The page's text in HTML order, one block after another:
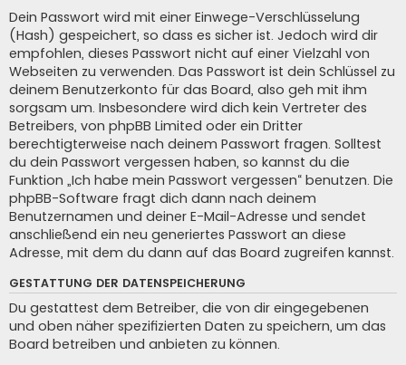
Dein Passwort wird mit einer Einwege-Verschlüsselung
(Hash) gespeichert, so dass es sicher ist. Jedoch wird dir
empfohlen, dieses Passwort nicht auf einer Vielzahl von
Webseiten zu verwenden. Das Passwort ist dein Schlüssel zu
deinem Benutzerkonto für das Board, also geh mit ihm
sorgsam um. Insbesondere wird dich kein Vertreter des
Betreibers, von phpBB Limited oder ein Dritter
berechtigterweise nach deinem Passwort fragen. Solltest
du dein Passwort vergessen haben, so kannst du die
Funktion „Ich habe mein Passwort vergessen“ benutzen. Die
phpBB-Software fragt dich dann nach deinem
Benutzernamen und deiner E-Mail-Adresse und sendet
anschließend ein neu generiertes Passwort an diese
Adresse, mit dem du dann auf das Board zugreifen kannst.
GESTATTUNG DER DATENSPEICHERUNG
Du gestattest dem Betreiber, die von dir eingegebenen
und oben näher spezifizierten Daten zu speichern, um das
Board betreiben und anbieten zu können.